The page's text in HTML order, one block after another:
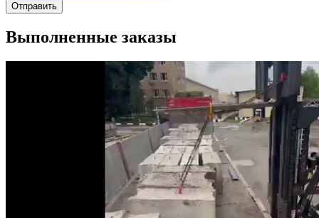
Отправить
Выполненные заказы